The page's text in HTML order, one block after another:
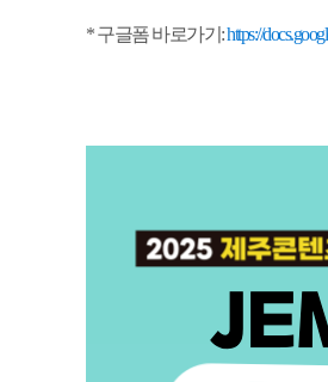
* 구글폼 바로가기:https://